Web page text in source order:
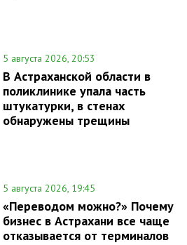
5 августа 2026, 20:53
В Астраханской области в
поликлинике упала часть
штукатурки, в стенах
обнаружены трещины
5 августа 2026, 19:45
«Переводом можно?» Почему
бизнес в Астрахани все чаще
отказывается от терминалов